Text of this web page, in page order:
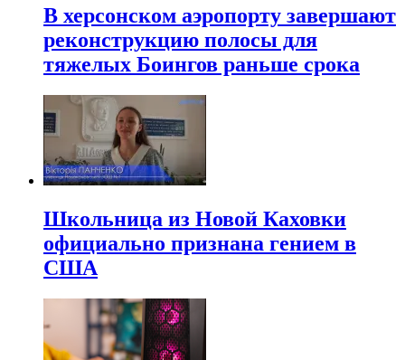
В херсонском аэропорту завершают
реконструкцию полосы для
тяжелых Боингов раньше срока
Школьница из Новой Каховки
официально признана гением в
США